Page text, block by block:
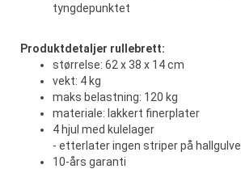
tyngdepunktet
Produktdetaljer rullebrett:
størrelse: 62 x 38 x 14 cm
vekt: 4 kg
maks belastning: 120 kg
materiale: lakkert finerplater
4 hjul med kulelager
- etterlater ingen striper på
10-års garanti